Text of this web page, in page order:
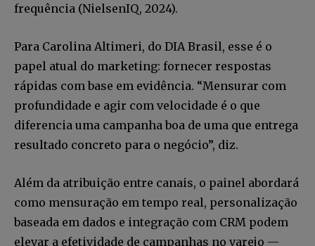
frequência (NielsenIQ, 2024).
Para Carolina Altimeri, do DIA Brasil, esse é o
papel atual do marketing: fornecer respostas
rápidas com base em evidência. “Mensurar com
profundidade e agir com velocidade é o que
diferencia uma campanha boa de uma que entrega
resultado concreto para o negócio”, diz.
Além da atribuição entre canais, o painel abordará
como mensuração em tempo real, personalização
baseada em dados e integração com CRM podem
elevar a efetividade de campanhas no varejo —